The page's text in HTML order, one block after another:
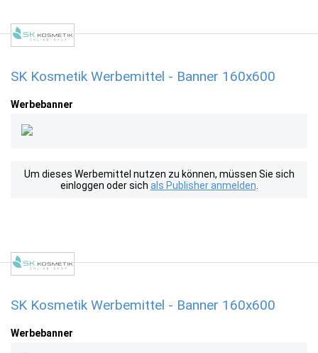
SK Kosmetik Werbemittel - Banner 160x600
Werbebanner
Um dieses Werbemittel nutzen zu können, müssen Sie sich
einloggen oder sich als Publisher anmelden
SK Kosmetik Werbemittel - Banner 160x600
Werbebanner